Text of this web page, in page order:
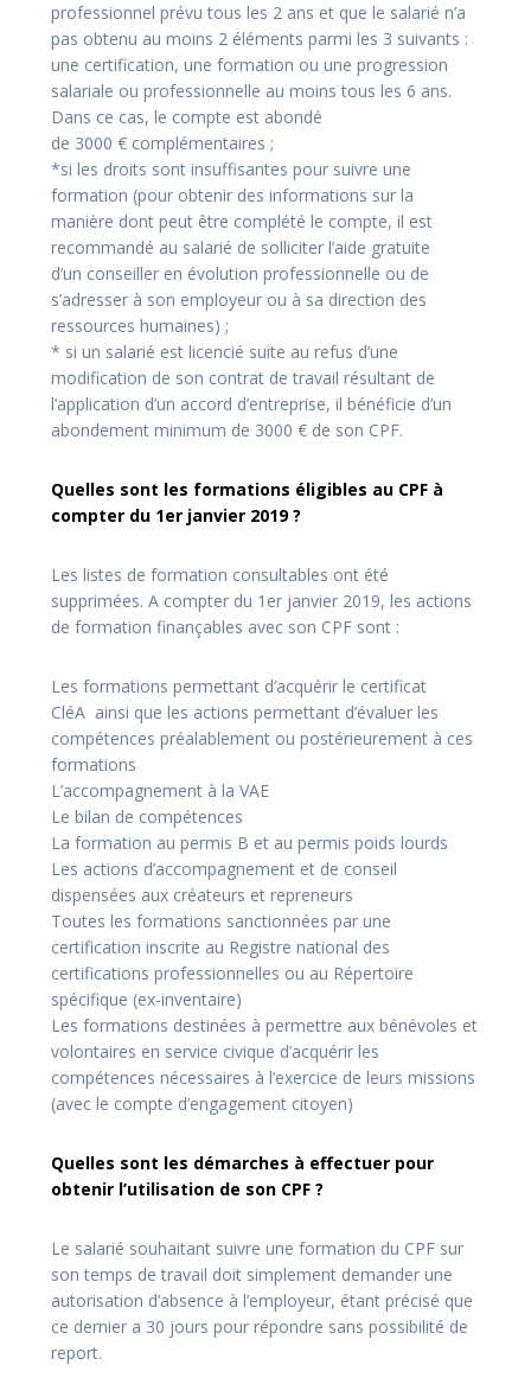
professionnel prévu tous les 2 ans et que le salarié n’a
pas obtenu au moins 2 éléments parmi les 3 suivants :
une certification, une formation ou une progression
salariale ou professionnelle au moins tous les 6 ans.
Dans ce cas, le compte est abondé
de 3000 € complémentaires ;
*si les droits sont insuffisantes pour suivre une
formation (pour obtenir des informations sur la
manière dont peut être complété le compte, il est
recommandé au salarié de solliciter l’aide gratuite
d’un conseiller en évolution professionnelle ou de
s’adresser à son employeur ou à sa direction des
ressources humaines) ;
* si un salarié est licencié suite au refus d’une
modification de son contrat de travail résultant de
l’application d’un accord d’entreprise, il bénéficie d’un
abondement minimum de 3000 € de son CPF.
Quelles sont les formations éligibles au CPF à
compter du 1er janvier 2019 ?
Les listes de formation consultables ont été
supprimées. A compter du 1er janvier 2019, les actions
de formation finançables avec son CPF sont :
Les formations permettant d’acquérir le certificat
CléA ainsi que les actions permettant d’évaluer les
compétences préalablement ou postérieurement à ces
formations
L’accompagnement à la VAE
Le bilan de compétences
La formation au permis B et au permis poids lourds
Les actions d’accompagnement et de conseil
dispensées aux créateurs et repreneurs
Toutes les formations sanctionnées par une
certification inscrite au Registre national des
certifications professionnelles ou au Répertoire
spécifique (ex-inventaire)
Les formations destinées à permettre aux bénévoles et
volontaires en service civique d’acquérir les
compétences nécessaires à l’exercice de leurs missions
(avec le compte d’engagement citoyen)
Quelles sont les démarches à effectuer pour
obtenir l’utilisation de son CPF ?
Le salarié souhaitant suivre une formation du CPF sur
son temps de travail doit simplement demander une
autorisation d’absence à l’employeur, étant précisé que
ce dernier a 30 jours pour répondre sans possibilité de
report.